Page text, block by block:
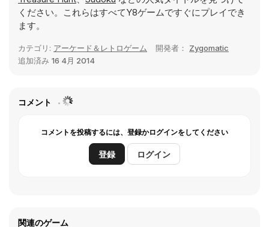
ください。これらはすべてY8ゲームですぐにプレイでき
ます。
カテゴリ: アーケード＆レトロゲーム 開発者： Zygomatic
追加済み 16 4月 2014
コメント
コメントを投稿するには、登録かログインをしてください
登録 ログイン
関連のゲーム